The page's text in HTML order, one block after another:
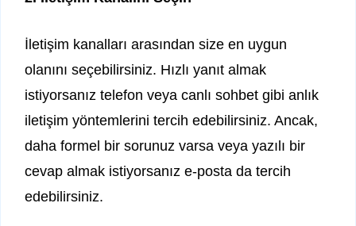
İletişim kanalları arasından size en uygun
olanını seçebilirsiniz. Hızlı yanıt almak
istiyorsanız telefon veya canlı sohbet gibi anlık
iletişim yöntemlerini tercih edebilirsiniz. Ancak,
daha formel bir sorunuz varsa veya yazılı bir
cevap almak istiyorsanız e-posta da tercih
edebilirsiniz.